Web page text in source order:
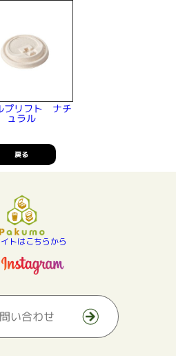
プリフト ナチ
ュラル
戻る
トはこちらから
い合わせ